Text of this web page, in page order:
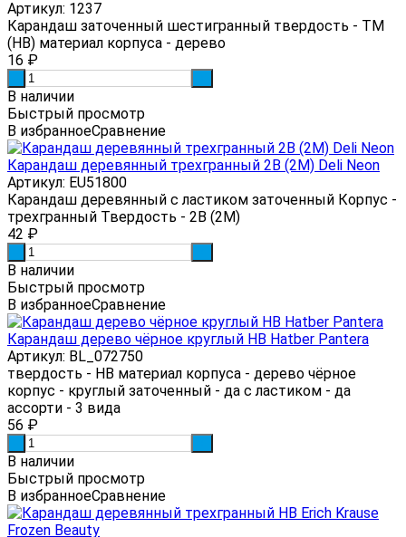
Артикул: 1237
Карандаш заточенный шестигранный твердость - ТМ
(НВ) материал корпуса - дерево
16 ₽
В наличии
Быстрый просмотр
В избранноеСравнение
Карандаш деревянный трехгранный 2B (2М) Deli Neon
Артикул: EU51800
Карандаш деревянный с ластиком заточенный Корпус -
трехгранный Твердость - 2B (2М)
42 ₽
В наличии
Быстрый просмотр
В избранноеСравнение
Карандаш дерево чёрное круглый HB Hatber Pantera
Артикул: BL_072750
твердость - HB материал корпуса - дерево чёрное
корпус - круглый заточенный - да с ластиком - да
ассорти - 3 вида
56 ₽
В наличии
Быстрый просмотр
В избранноеСравнение